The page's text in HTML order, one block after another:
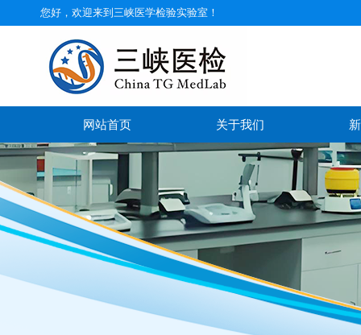
您好，欢迎来到三峡医学检验实验室！
网站首页 关于我们